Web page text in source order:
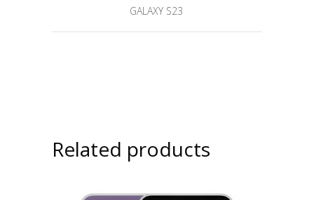
GALAXY S23
Related products